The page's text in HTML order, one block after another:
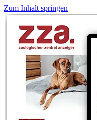
Zum Inhalt springen